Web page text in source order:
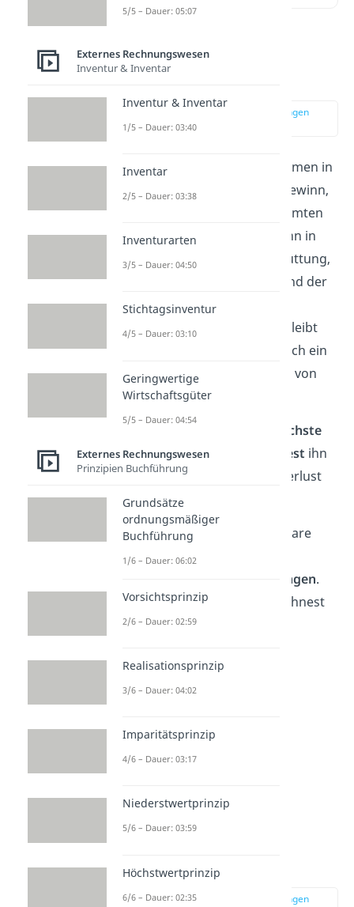
Was ist ein
zur Stelle im Video springen
(00:17)
Erwirtschaftet dein Unternehmen in
einem Geschäftsjahr einen Gewinn,
musst du diesen nach bestimmten
Kriterienverwenden
. Das kann in
Form von Dividendenausschüttung,
der Bildung von Rücklagen und der
Finanzierung weiterer
Aufwendungen geschehen. Bleibt
nach der Verwendung dennoch ein
Restbetrag übrig, sprichst du von
einemGewinnvortrag
Den nimmst du mit in das
nächste
Geschäftsjahrund verrechnest ihn
dort mit dem Gewinn oder Verlust
des nachfolgenden Jahres.
SeineFunktion
ist es, absehbare
Ausgaben zu finanzieren und
Verluste aufzufangen.
Den Gewinnvortrag kennzeichnest
du in der Bilanz als Teil des
Gewinnvortrags
zur Stelle im Video springen
5/5 – Dauer: 05:07
Externes Rechnungswesen
Inventur & Inventar
Inventur & Inventar
1/5 – Dauer: 03:40
Inventar
2/5 – Dauer: 03:38
Inventurarten
3/5 – Dauer: 04:50
Stichtagsinventur
4/5 – Dauer: 03:10
Geringwertige
Wirtschaftsgüter
5/5 – Dauer: 04:54
Externes Rechnungswesen
Prinzipien Buchführung
Grundsätze
ordnungsmäßiger
Buchführung
1/6 – Dauer: 06:02
Vorsichtsprinzip
2/6 – Dauer: 02:59
Realisationsprinzip
3/6 – Dauer: 04:02
Imparitätsprinzip
4/6 – Dauer: 03:17
Niederstwertprinzip
5/6 – Dauer: 03:59
Höchstwertprinzip
6/6 – Dauer: 02:35